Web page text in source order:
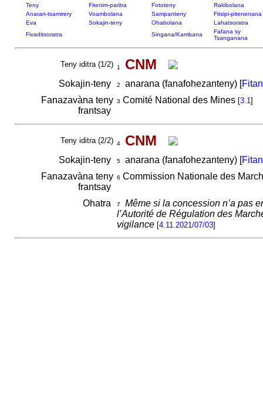
Teny Fitenim-paritra Fototeny
Rakibolana
Anaran-tsamirery
Voambolana Sampanteny
Fitsipi-pitenenana
Eva
Sokajin-teny Ohabolana
Lahatsoratra
Fivaditsoratra
Singana/Kambana
Fafana sy
Tsanganana
Teny iditra (1/2) 1 CNM
Sokajin-teny 2 anarana (fanafohezanteny) [
Fanazavàna teny
frantsay
3 Comité National des Mines [3.1]
Teny iditra (2/2) 4 CNM
Sokajin-teny 5anarana (fanafohezanteny) [
Fanazavàna teny
frantsay
6 Commission Nationale des
Ohatra 7
Même si la concession n’a pas
l’Autorité de Régulation des
vigilance [4.11.2021/07/03]